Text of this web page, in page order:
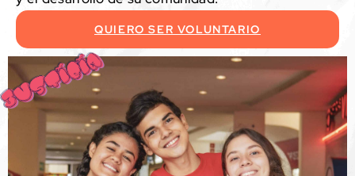
QUIERO SER VOLUNTARIO